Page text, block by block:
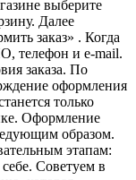
выберите
Далее
заказ» . Когда
телефон и e-mail.
заказа. По
оформления
только
Оформление
образом.
этапам:
Советуем в